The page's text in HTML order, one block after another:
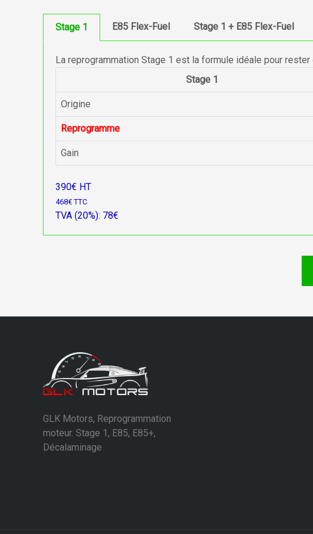
Stage 1 E85 Flex-Fuel Stage 1 + E85 Flex-Fuel
La reprogrammation Stage 1 est la formule idéale pour
Stage 1
Origine
Reprogramme
Gain
390€ HT
468€ TTC
TVA (20%): 78€
GLK Motors, Reprogrammation
moteur. Stage 1, E85, E85+,
Décalaminage